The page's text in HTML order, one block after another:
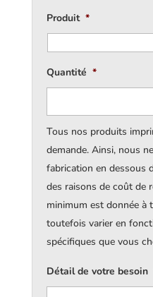
Produit *
Quantité *
Tous nos produits
demande. Ainsi, nous
fabrication en dessous
des raisons de coût de
minimum est donnée à
toutefois varier en
spécifiques que vous
Détail de votre besoin